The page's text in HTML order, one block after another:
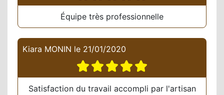
Équipe très professionnelle
Kiara MONIN le 21/01/2020
Satisfaction du travail accompli par l'artisan